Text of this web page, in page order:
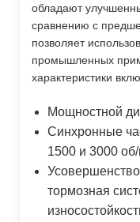
обладают
сравнению с
позволяет
промышленных
характеристики
Мощностной
Синхронные
1500 и 3000
тормозная